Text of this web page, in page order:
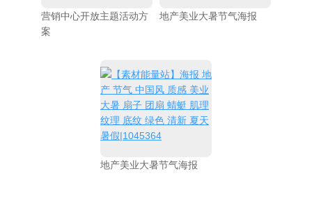
营销中心开放主题活动方
案
地产美业大暑节气海报
地产美业大暑节气海报